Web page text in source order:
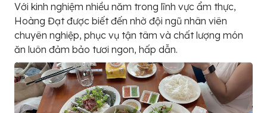
Với kinh nghiệm nhiều năm trong lĩnh vực ẩm thực,
Hoàng Đạt được biết đến nhờ đội ngũ nhân viên
chuyên nghiệp, phục vụ tận tâm và chất lượng món
ăn luôn đảm bảo tươi ngon, hấp dẫn.